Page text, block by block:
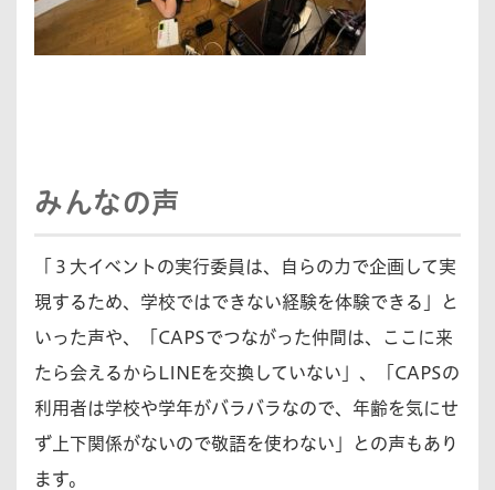
みんなの声
「３大イベントの実行委員は、自らの力で企画して実
現するため、学校ではできない経験を体験できる」と
いった声や、「CAPSでつながった仲間は、ここに来
たら会えるからLINEを交換していない」、「CAPSの
利用者は学校や学年がバラバラなので、年齢を気にせ
ず上下関係がないので敬語を使わない」との声もあり
ます。